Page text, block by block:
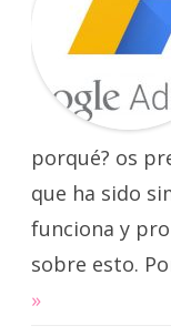
porqué? os
que ha sido
funciona y
sobre esto.
»